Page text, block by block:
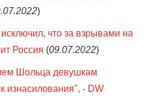
)
что за взрывами на
Россия (09.07.2022)
Шольца девушкам
изнасилования", - DW